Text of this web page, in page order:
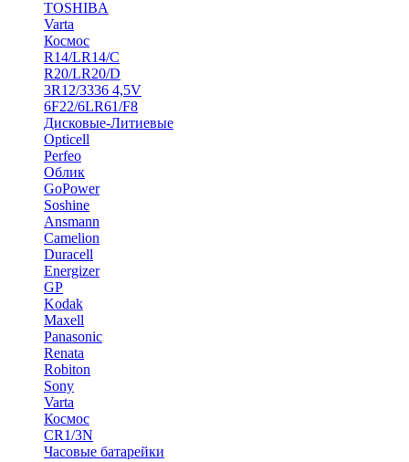
TOSHIBA
Varta
Космос
R14/LR14/C
R20/LR20/D
3R12/3336 4,5V
6F22/6LR61/F8
Дисковые-Литиевые
Opticell
Perfeo
Облик
GoPower
Soshine
Ansmann
Camelion
Duracell
Energizer
GP
Kodak
Maxell
Panasonic
Renata
Robiton
Sony
Varta
Космос
CR1/3N
Часовые батарейки